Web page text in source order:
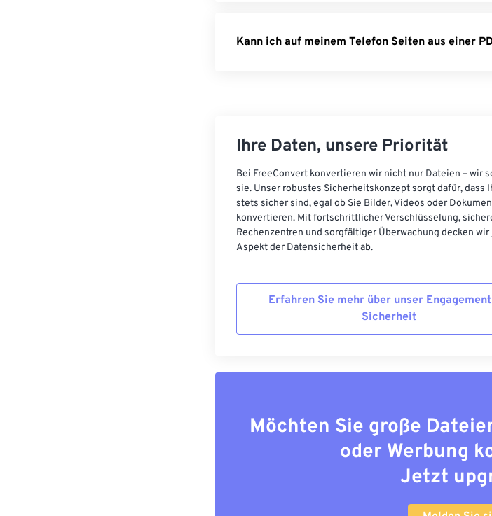
Kann ich auf meinem Telefon Seiten aus einer
Ihre Daten, unsere Priorität
Bei FreeConvert konvertieren wir nicht nur Dateien – wir
sie. Unser robustes Sicherheitskonzept sorgt dafür, dass
stets sicher sind, egal ob Sie Bilder, Videos oder
konvertieren. Mit fortschrittlicher Verschlüsselung,
Rechenzentren und sorgfältiger Überwachung decken wir
Aspekt der Datensicherheit ab.
Erfahren Sie mehr über unser
Sicherheit
Möchten Sie große
oder Werbung
Jetzt